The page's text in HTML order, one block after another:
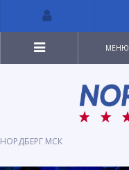
НОРДБЕРГ МСК
МЕНЮ